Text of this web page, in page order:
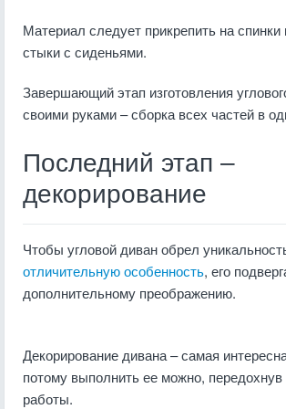
Материал следует прикрепить на
стыки с сиденьями.
Завершающий этап изготовления
своими руками – сборка всех частей в
Последний этап –
декорирование
Чтобы угловой диван обрел
отличительную особенность, его
дополнительному преображению.
Декорирование дивана – самая
потому выполнить ее можно, передохнув
работы.